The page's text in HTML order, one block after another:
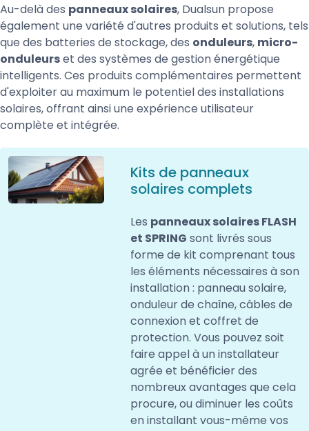
Au-delà des panneaux solaires, Dualsun propose
également une variété d'autres produits et solutions, tels
que des batteries de stockage, des onduleurs, micro-
onduleurset des systèmes de gestion énergétique
intelligents. Ces produits complémentaires permettent
d'exploiter au maximum le potentiel des installations
solaires, offrant ainsi une expérience utilisateur
complète et intégrée.
Kits de panneaux
solaires complets
Les panneaux solaires FLASH
et SPRING sont livrés sous
forme de kit comprenant tous
les éléments nécessaires à son
installation : panneau solaire,
onduleur de chaîne, câbles de
connexion et coffret de
protection. Vous pouvez soit
faire appel à un installateur
agrée et bénéficier des
nombreux avantages que cela
procure, ou diminuer les coûts
en installant vous-même vos